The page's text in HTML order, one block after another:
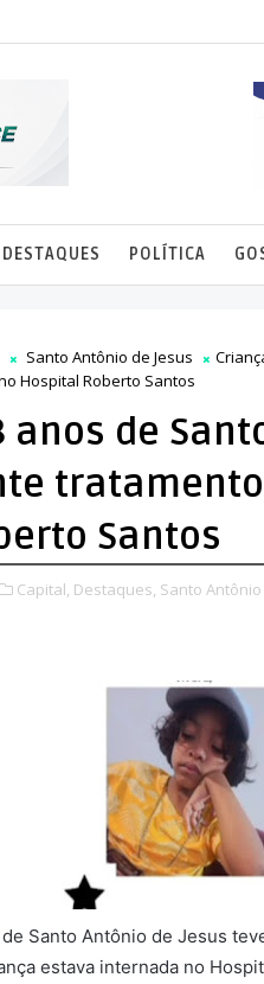
DESTAQUES POLÍTICA
Santo Antônio de Jesus
Hospital Roberto Santos
anos de
Santos
Capital, Destaques, Santo Antônio
Santo Antônio de Jesus
estava internada no